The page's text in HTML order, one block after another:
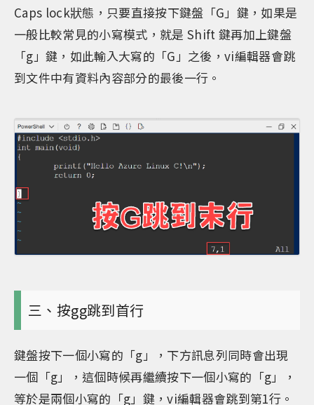
Caps lock狀態，只要直接按下鍵盤「G」鍵，如果是
一般比較常見的小寫模式，就是 Shift 鍵再加上鍵盤
「g」鍵，如此輸入大寫的「G」之後，vi編輯器會跳
到文件中有資料內容部分的最後一行。
三、按gg跳到首行
鍵盤按下一個小寫的「g」，下方訊息列同時會出現
一個「g」，這個時候再繼續按下一個小寫的「g」，
等於是兩個小寫的「g」鍵，vi編輯器會跳到第1行。